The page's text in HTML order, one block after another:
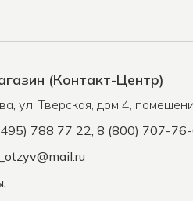
(Контакт-Центр)
, ул. Тверская, дом 4,
788 77 22, 8 (800) 707-